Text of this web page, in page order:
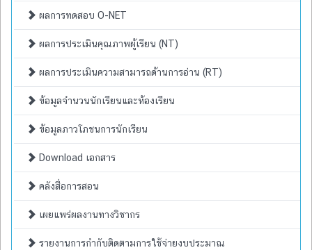
ผลการทดสอบ O-NET
ผลการประเมินคุณภาพผู้เรียน (NT)
ผลการประเมินความสามารถด้านการอ่าน (RT)
ข้อมูลจำนวนนักเรียนและห้องเรียน
ข้อมูลภาวโภชนการนักเรียน
Download เอกสาร
คลังสื่อการสอน
เผยแพร่ผลงานทางวิชากร
รายงานการกำกับติดตามการใช้จ่ายงบประมาณ